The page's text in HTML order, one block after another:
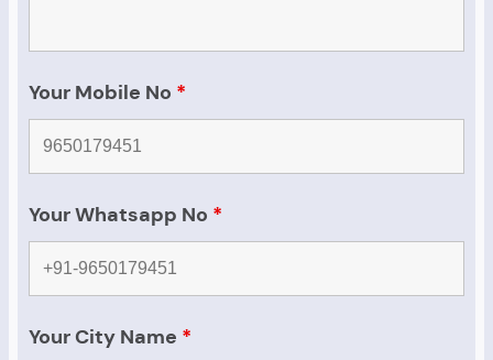
Your Mobile No *
Your Whatsapp No *
Your City Name *